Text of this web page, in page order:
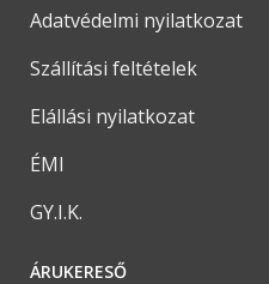
Adatvédelmi nyilatkozat
Szállítási feltételek
Elállási nyilatkozat
ÉMI
GY.I.K.
ÁRUKERESŐ